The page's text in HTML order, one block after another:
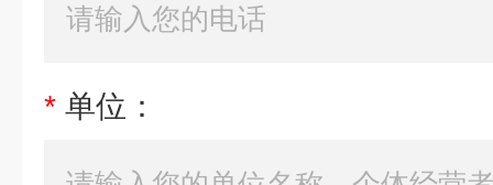
* 单位：